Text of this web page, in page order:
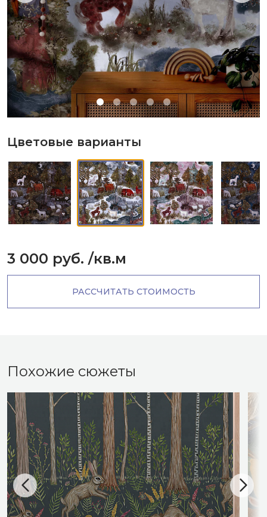
Цветовые варианты
3 000 руб. /кв.м
РАССЧИТАТЬ СТОИМОСТЬ
Похожие сюжеты